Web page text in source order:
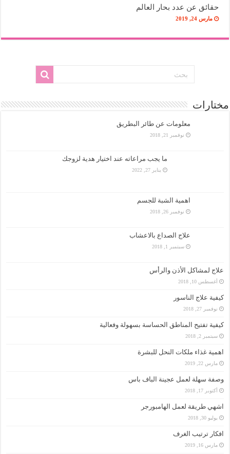
حقائق عن عدد بحار العالم
مارس 24, 2019
مختارات
معلومات عن طائر البطريق
نوفمبر 21, 2018
ما يجب مراعاته عند اختيار هدية لزوجك
يناير 27, 2022
اهمية الشبة للجسم
نوفمبر 26, 2018
علاج الصداع بالاعشاب
سبتمبر 1, 2018
علاج لمشاكل الأذن والرأس
أغسطس 10, 2018
كيفية علاج الناسور
نوفمبر 27, 2018
كيفية تفتيح المناطق الحساسة بسهولة وفعالية
سبتمبر 2, 2018
اهمية غذاء ملكات النحل للبشرة
مارس 22, 2019
وصفة سهلة لعمل عجينة الباف باس
أكتوبر 17, 2018
اشهي طريقة لعمل الهامبورجر
يوليو 30, 2018
افكار ترتيب الغرف
مارس 16, 2019